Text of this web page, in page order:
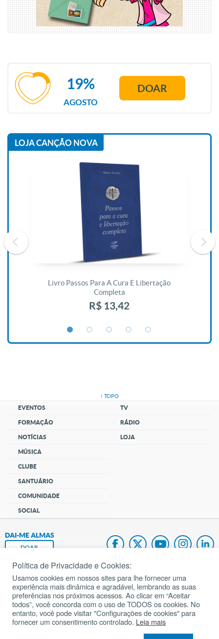
AGOSTO
19% DOAR
LOJA CANÇÃO NOVA
Livro Passos Para A Cura E Libertação
Completa
R$ 13,42
↑ TOPO
EVENTOS
FORMAÇÃO
NOTÍCIAS
MÚSICA
CLUBE
SANTUÁRIO
COMUNIDADE
SOCIAL
TV
RÁDIO
LOJA
DAI-ME ALMAS
DOAR
Fundação João Paulo II
Pedido de Oração
Mapa do site
Política de Privacidade e Cookies:
Usamos cookies em nossos sites para lhe fornecer uma
experiência mais dinâmica e agradável, lembrando as suas
preferências nos próximos acessos. Ao clicar em “Aceitar
todos”, você concorda com o uso de TODOS os cookies. No
entanto, você pode visitar "Configurações de cookies" para
fornecer um consentimento controlado. Leia mais